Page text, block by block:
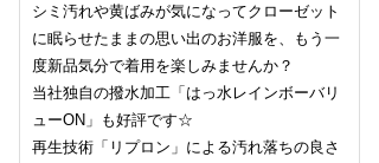
シミ汚れや黄ばみが気になってクローゼット
に眠らせたままの思い出のお洋服を、もう一
度新品気分で着用を楽しみませんか？
当社独自の撥水加工「はっ水レインボーバリ
ューON」も好評です☆
再生技術「リプロン」による汚れ落ちの良さ